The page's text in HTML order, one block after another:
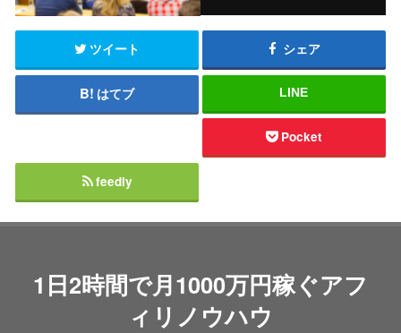
ツイート シェア
はてブ LINE
Pocket
feedly
1日2時間で月1000万円稼ぐアフ
ィリノウハウ